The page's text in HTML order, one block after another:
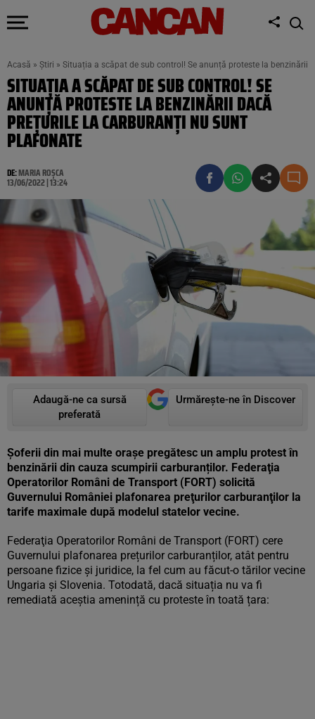
Acasă » Știri » Situația a scăpat de sub control! Se anunță proteste la benzinării
SITUAȚIA A SCĂPAT DE SUB CONTROL! SE
ANUNȚĂ PROTESTE LA BENZINĂRII DACĂ
PREȚURILE LA CARBURANȚI NU SUNT
PLAFONATE
DE:MARIA ROȘCA
13/06/2022 | 13:24
Adaugă-ne ca sursă
preferată
Urmărește-ne în Discover
Șoferii din mai multe orașe pregătesc un amplu protest în
benzinării din cauza scumpirii carburanților. Federaţia
Operatorilor Români de Transport (FORT) solicită
Guvernului României plafonarea preţurilor carburanţilor la
tarife maximale după modelul statelor vecine.
Federaţia Operatorilor Români de Transport (FORT) cere
Guvernului plafonarea prețurilor carburanților, atât pentru
persoane fizice și juridice, la fel cum au făcut-o tărilor vecine
Ungaria și Slovenia. Totodată, dacă situația nu va fi
remediată aceștia amenință cu proteste în toată țara: